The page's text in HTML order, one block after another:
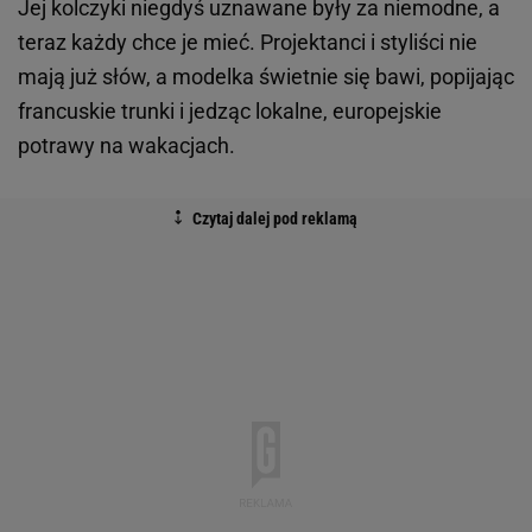
Jej kolczyki niegdyś uznawane były za niemodne, a
teraz każdy chce je mieć. Projektanci i styliści nie
mają już słów, a modelka świetnie się bawi, popijając
francuskie trunki i jedząc lokalne, europejskie
potrawy na wakacjach.